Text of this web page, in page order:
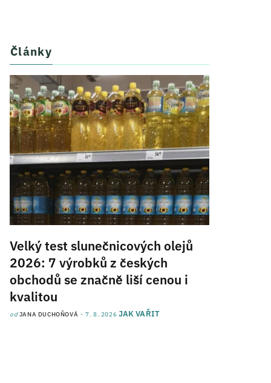
Články
Velký test slunečnicových olejů
2026: 7 výrobků z českých
obchodů se značně liší cenou i
kvalitou
odJANA DUCHOŇOVÁ 7. 8. 2026 JAK VAŘIT